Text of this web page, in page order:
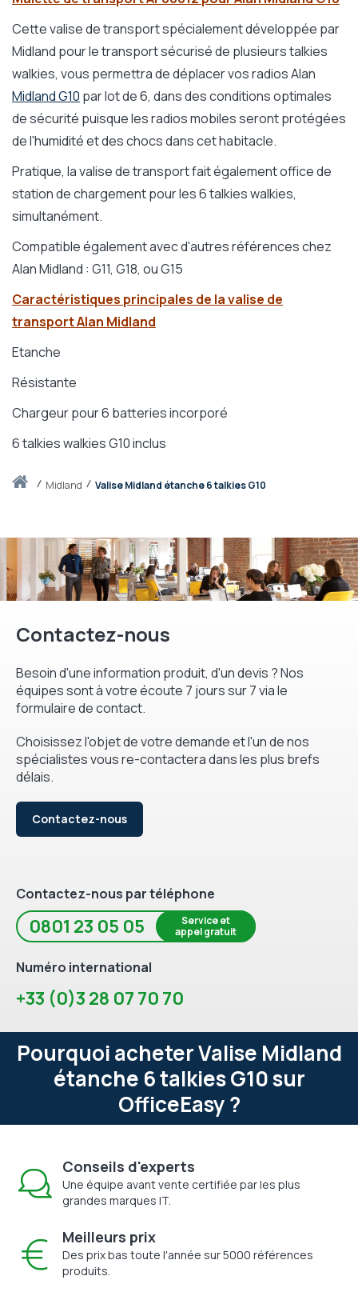
Accueilmidland Valise Midland étanche 6 talkies G10
Cette valise de transport spécialement développée par
Midland pour le transport sécurisé de plusieurs talkies
walkies, vous permettra de déplacer vos radios Alan
Midland G10 par lot de 6, dans des conditions optimales
de sécurité puisque les radios mobiles seront protégées
de l'humidité et des chocs dans cet habitacle.
Pratique, la valise de transport fait également office de
station de chargement pour les 6 talkies walkies,
simultanément.
Compatible également avec d'autres références chez
Alan Midland : G11, G18, ou G15
Caractéristiques principales de la valise de
transport Alan Midland
Etanche
Résistante
Chargeur pour 6 batteries incorporé
6 talkies walkies G10 inclus
Contactez-nous
Besoin d'une information produit, d'un devis ? Nos
équipes sont à votre écoute 7 jours sur 7 via le
formulaire de contact.
Choisissez l'objet de votre demande et l'un de nos
spécialistes vous re-contactera dans les plus brefs
délais.
Contactez-nous
Contactez-nous par téléphone
0801 23 05 05
Service et
appel gratuit
Numéro international
+33 (0)3 28 07 70 70
Pourquoi acheter Valise Midland
étanche 6 talkies G10 sur
OfficeEasy ?
Conseils d'experts
Une équipe avant vente certifiée par les plus
grandes marques IT.
Meilleurs prix
Des prix bas toute l'année sur 5000 références
produits.